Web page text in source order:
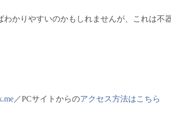
かりやすいのかもしれませんが、これは不
／PCサイトからのアクセス方法はこちら